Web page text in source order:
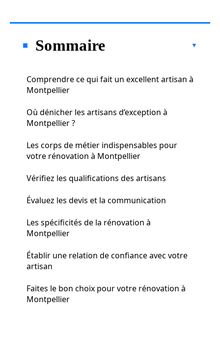
Sommaire
Comprendre ce qui fait un excellent artisan à
Montpellier
Où dénicher les artisans d’exception à
Montpellier ?
Les corps de métier indispensables pour
votre rénovation à Montpellier
Vérifiez les qualifications des artisans
Évaluez les devis et la communication
Les spécificités de la rénovation à
Montpellier
Établir une relation de confiance avec votre
artisan
Faites le bon choix pour votre rénovation à
Montpellier